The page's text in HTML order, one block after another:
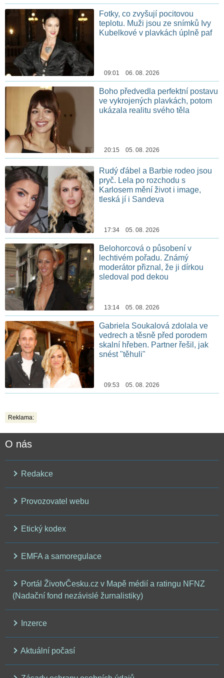
Fotky, co zvyšují pocitovou
teplotu. Muži jsou ze snímků Ivy
Kubelkové v plavkách úplně paf
09:01 06. 08. 2026
Boho předvedla perfektní postavu
ve vykrojených plavkách, potom
ukázala realitu svého těla
20:15 05. 08. 2026
Rudý ďábel a Barbie rodeo jsou
pryč. Lela po rozchodu s
Karlosem mění život i image,
tleská jí i Sandeva
17:34 05. 08. 2026
Belohorcová o působení v
lechtivém pořadu. Známý
moderátor přiznal, že ji dírkou
sledoval pod dekou
13:14 05. 08. 2026
Gabriela Soukalová zdolala ve
vedrech a těsně před porodem
skalní hřeben. Partner řešil, jak
snést "těhuli"
09:53 05. 08. 2026
Reklama:
O nás
Redakce
Provozovatel webu
Etický kodex
EMFA a samoregulace
Portál ŽivotvČesku.cz v Mapě médií a ratingu NFNZ
(Nadační fond nezávislé žurnalistiky)
Inzerce
Aktuální počasí